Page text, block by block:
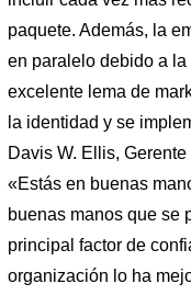
paquete. Además, la
en paralelo debido a
excelente lema de
la identidad y se
Davis W. Ellis,
«Estás en buenas
buenas manos que se
principal factor de
organización lo ha